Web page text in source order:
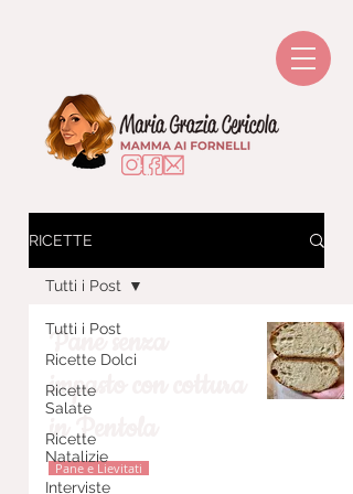
RICETTE
Tutti i Post
Ricette Dolci
Ricette
Salate
Ricette
Natalizie
Interviste
Tutti i Post
Pane senza
impasto con cottura
in Pentola
Pane e Lievitati